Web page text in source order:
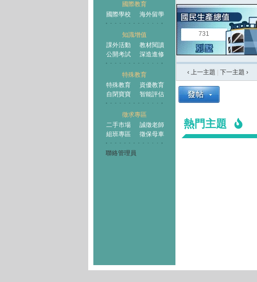
國際教育
國際學校
海外留學
知識增值
課外活動
教材閱讀
公開考試
深造進修
特殊教育
特殊教育
資優教育
自閉寶寶
智能評估
徵求專區
二手市場
誠徵老師
組班專區
徵保母車
聯絡管理員
731
‹ 上一主題
下一主題 ›
熱門主題